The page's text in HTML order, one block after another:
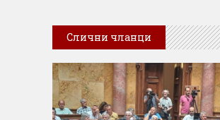
Слични чланци